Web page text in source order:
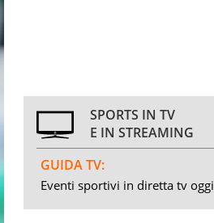
SPORTS IN TV
E IN STREAMING
GUIDA TV:
Eventi sportivi in diretta tv oggi